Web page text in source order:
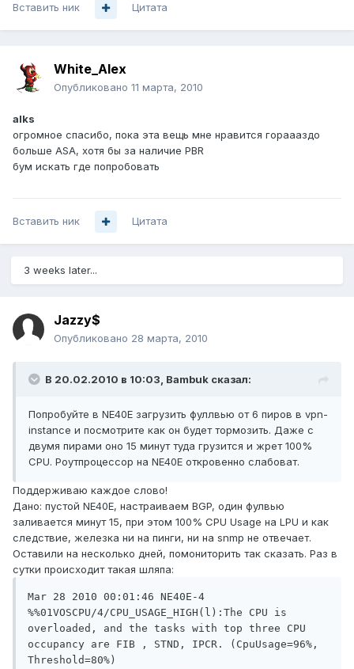
Вставить ник Цитата
White_Alex
Опубликовано 11 марта, 2010
alks
огромное спасибо, пока эта вещь мне нравится гораааздо
больше ASA, хотя бы за наличие PBR
бум искать где попробовать
Вставить ник Цитата
3 weeks later...
Jazzy$
Опубликовано 28 марта, 2010
В 20.02.2010 в 10:03, Bambuk сказал:
Попробуйте в NE40E загрузить фуллвью от 6 пиров в vpn-
instance и посмотрите как он будет тормозить. Даже с
двумя пирами оно 15 минут туда грузится и жрет 100%
CPU. Роутпроцессор на NE40E откровенно слабоват.
Поддерживаю каждое слово!
Дано: пустой NE40E, настраиваем BGP, один фулвью
заливается минут 15, при этом 100% CPU Usage на LPU и как
следствие, железка ни на пинги, ни на snmp не отвечает.
Оставили на несколько дней, помониторить так сказать. Раз в
сутки происходит такая шляпа:
Mar 28 2010 00:01:46 NE40E-4
%%01VOSCPU/4/CPU_USAGE_HIGH(l):The CPU is
overloaded, and the tasks with top three CPU
occupancy are FIB , STND, IPCR. (CpuUsage=96%,
Threshold=80%)